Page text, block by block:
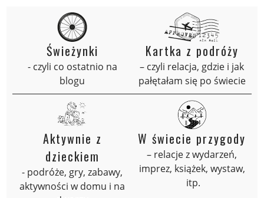
Świeżynki
- czyli co ostatnio na
blogu
Kartka z podróży
– czyli relacja, gdzie i jak
pałętałam się po świecie
Aktywnie z
dzieckiem
- podróże, gry, zabawy,
aktywności w domu i na
W świecie przygody
– relacje z wydarzeń,
imprez, książek, wystaw,
itp.